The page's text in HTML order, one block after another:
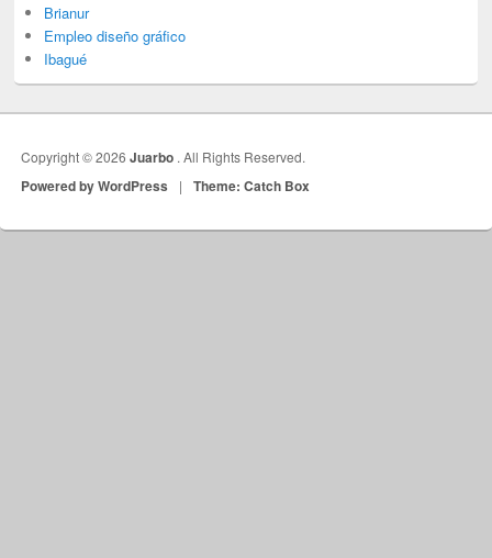
Brianur
Empleo diseño gráfico
Ibagué
Copyright © 2026Juarbo . All Rights Reserved.
Powered by WordPress | Theme: Catch Box